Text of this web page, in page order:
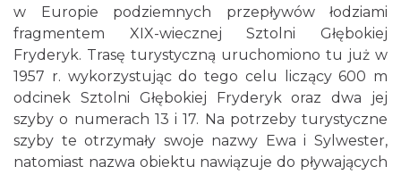
w Europie podziemnych przepływów łodziami
fragmentem XIX-wiecznej Sztolni Głębokiej
Fryderyk. Trasę turystyczną uruchomiono tu już w
1957 r. wykorzystując do tego celu liczący 600 m
odcinek Sztolni Głębokiej Fryderyk oraz dwa jej
szyby o numerach 13 i 17. Na potrzeby turystyczne
szyby te otrzymały swoje nazwy Ewa i Sylwester,
natomiast nazwa obiektu nawiązuje do pływających